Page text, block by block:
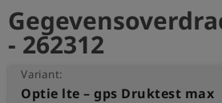
- 262312
Variant:
Optie lte – gps Druktest max